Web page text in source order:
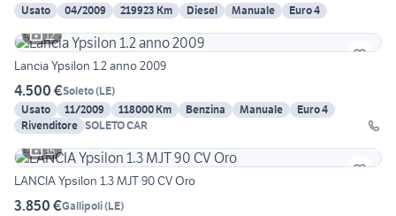
Usato
04/2009 219923 Km Diesel Manuale
Euro 4
12
Lancia Ypsilon 1.2 anno 2009
4.500 €Soleto(LE)
Usato
11/2009 118000 Km Benzina Manuale
Euro 4
Rivenditore SOLETO CAR
15
LANCIA Ypsilon 1.3 MJT 90 CV Oro
3.850 €Gallipoli(LE)